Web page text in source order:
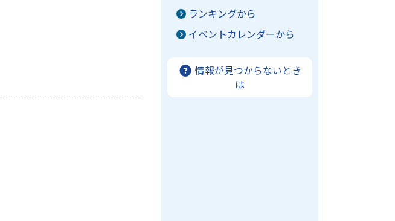
ランキングから
イベントカレンダーから
情報が見つからないとき
は